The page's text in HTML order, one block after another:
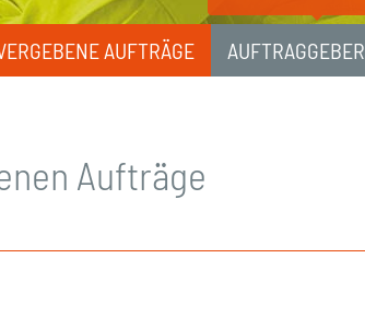
AUFTRÄGE AUFTRAGGEBER
Aufträge